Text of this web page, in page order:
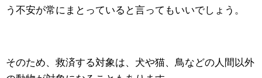
う不安が常にまとっていると言ってもいいでしょう。
そのため、救済する対象は、犬や猫、鳥などの人間以外